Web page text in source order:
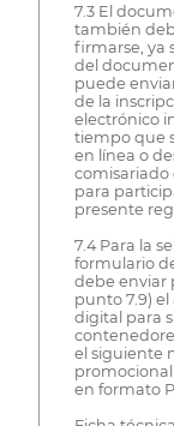
7.3 El
también
firmarse, ya
del
puede
de la
electrónico
tiempo que
en línea o
comisariado
para
presente
7.4 Para la
formulario
debe enviar
punto 7.9)
digital para
el siguiente
en formato